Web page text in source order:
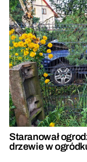
Staranował
drzewie w